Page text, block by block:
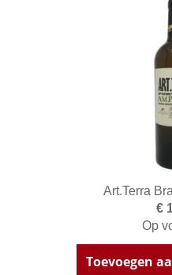
Art.Terra
€
Op
Toevoegen